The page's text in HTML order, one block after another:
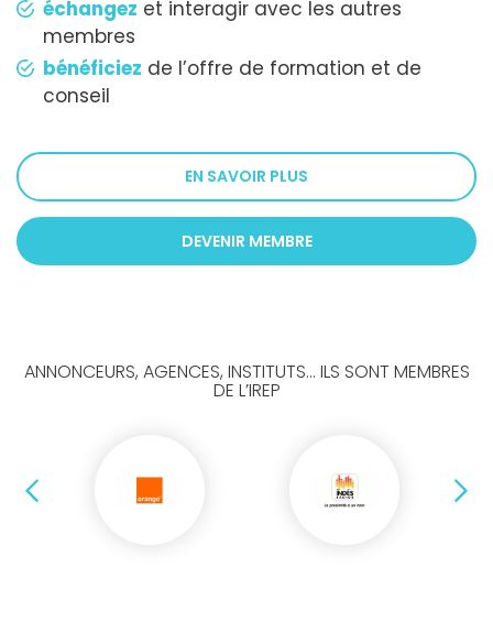
échangez et interagir avec les autres
membres
bénéficiez de l’offre de formation et de
conseil
EN SAVOIR PLUS
DEVENIR MEMBRE
ANNONCEURS, AGENCES, INSTITUTS... ILS SONT MEMBRES
DE L’IREP